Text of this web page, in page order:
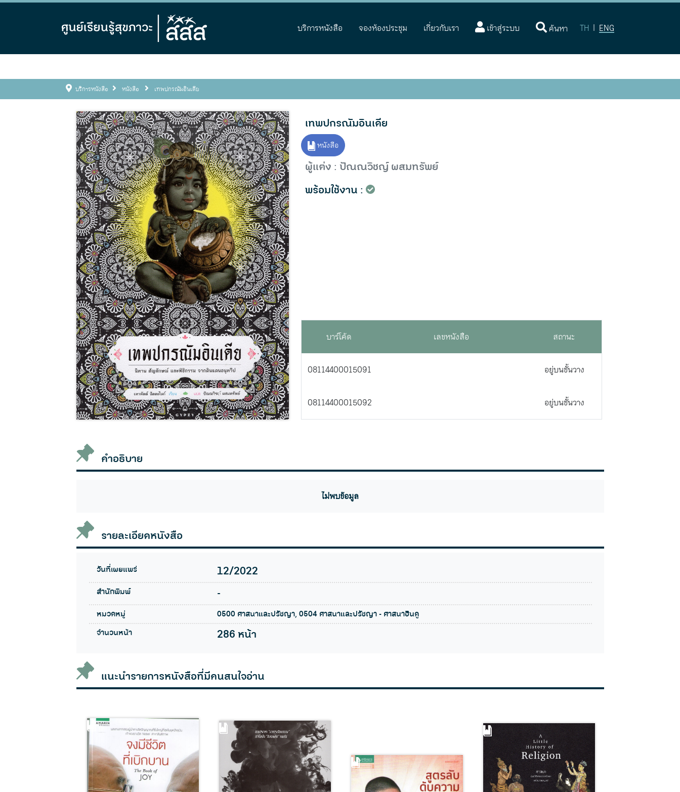
บริการหนังสือ จองห้องประชุม เกี่ยวกับเรา เข้าสู่ระบบ (current)ค้นหา TH | ENG
บริการหนังสือ หนังสือ เทพปกรณัมอินเดีย
เทพปกรณัมอินเดีย
หนังสือ
ผู้แต่ง : ปัณณวิชญ์ ผสมทรัพย์
พร้อมใช้งาน :
บาร์โค้ด เลขหนังสือ สถานะ
08114400015091 อยู่บนชั้นวาง
08114400015092 อยู่บนชั้นวาง
คำอธิบาย
ไม่พบข้อมูล
รายละเอียดหนังสือ
วันที่เผยแพร่ 12/2022
สำนักพิมพ์ -
หมวดหมู่
0500 ศาสนาและปรัชญา, 0504 ศาสนาและปรัชญา - ศาสนาฮินดู
จำนวนหน้า
286 หน้า
แนะนำรายการหนังสือที่มีคนสนใจอ่าน